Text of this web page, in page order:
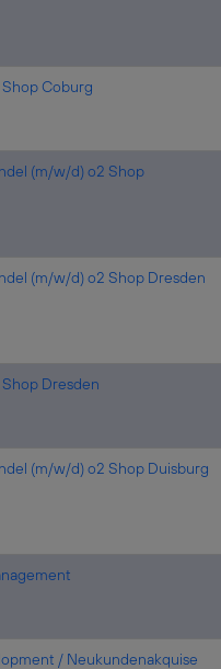
Coburg
(m/w/d) o2 Shop
(m/w/d) o2 Shop Dresden
Dresden
(m/w/d) o2 Shop Duisburg
/ Neukundenakquise